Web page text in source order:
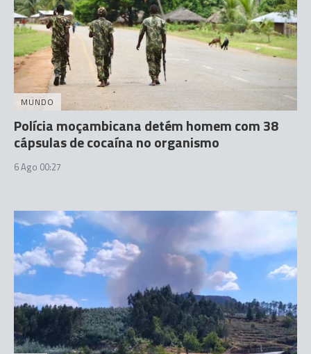
MUNDO
Polícia moçambicana detém homem com 38
cápsulas de cocaína no organismo
6 Ago 00:27